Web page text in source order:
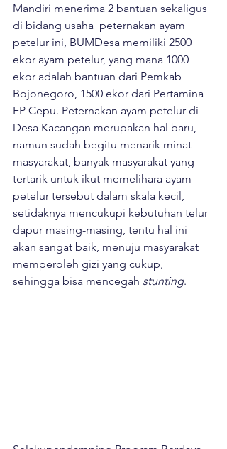
Mandiri menerima 2 bantuan sekaligus
di bidang usaha  peternakan ayam
petelur ini, BUMDesa memiliki 2500
ekor ayam petelur, yang mana 1000
ekor adalah bantuan dari Pemkab
Bojonegoro, 1500 ekor dari Pertamina
EP Cepu. Peternakan ayam petelur di
Desa Kacangan merupakan hal baru,
namun sudah begitu menarik minat
masyarakat, banyak masyarakat yang
tertarik untuk ikut memelihara ayam
petelur tersebut dalam skala kecil,
setidaknya mencukupi kebutuhan telur
dapur masing-masing, tentu hal ini
akan sangat baik, menuju masyarakat
memperoleh gizi yang cukup,
sehingga bisa mencegah stunting.